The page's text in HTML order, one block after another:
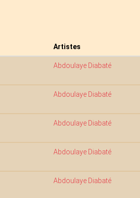
Artistes
Abdoulaye Diabaté
Abdoulaye Diabaté
Abdoulaye Diabaté
Abdoulaye Diabaté
Abdoulaye Diabaté